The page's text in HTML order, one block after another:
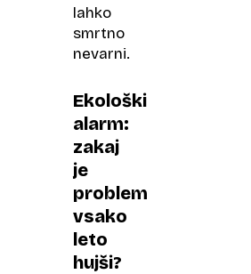
lahko
smrtno
nevarni.
Ekološki
alarm:
zakaj
je
problem
vsako
leto
hujši?